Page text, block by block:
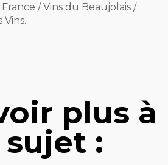
/ Vins du Beaujolais /
plus à
sujet :